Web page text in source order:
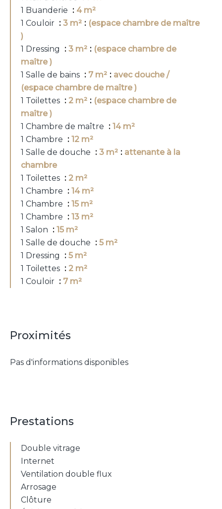
1 Buanderie
4 m²
1 Couloir
3 m²
(espace chambre de maître
)
1 Dressing
3 m²
(espace chambre de
maître )
1 Salle de bains
7 m²
avec douche /
(espace chambre de maître )
1 Toilettes
2 m²
(espace chambre de
maître )
1 Chambre de maître
14 m²
1 Chambre
12 m²
1 Salle de douche
3 m²
attenante à la
chambre
1 Toilettes
2 m²
1 Chambre
14 m²
1 Chambre
15 m²
1 Chambre
13 m²
1 Salon
15 m²
1 Salle de douche
5 m²
1 Dressing
5 m²
1 Toilettes
2 m²
1 Couloir
7 m²
Proximités
Pas d'informations disponibles
Prestations
Double vitrage
Internet
Ventilation double flux
Arrosage
Clôture